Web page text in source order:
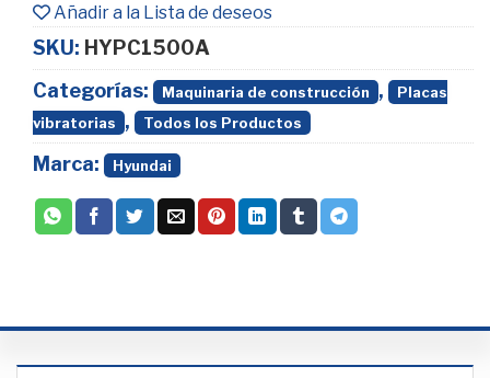
Añadir a la Lista de deseos
SKU: HYPC1500A
Categorías:
Maquinaria de construcción ,
Placas
vibratorias
, Todos los Productos
Marca: Hyundai